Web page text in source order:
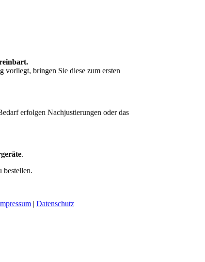
bringen Sie diese zum ersten
erfolgen Nachjustierungen oder das
.
bestellen.
| Datenschutz